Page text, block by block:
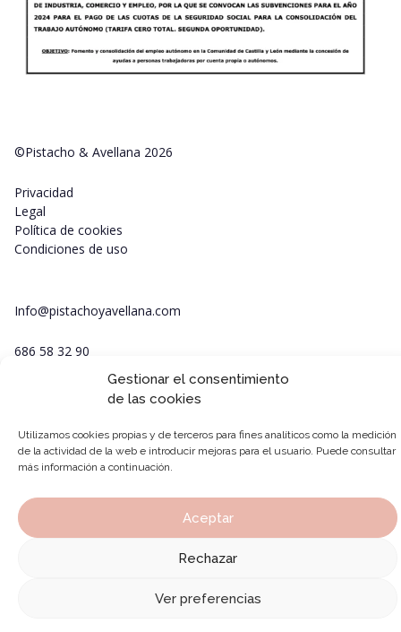
Gestionar el consentimiento
de las cookies
Utilizamos cookies propias y de terceros para fines analíticos como la medición
de la actividad de la web e introducir mejoras para el usuario. Puede consultar
más información a continuación.
Aceptar
Rechazar
Ver preferencias
©Pistacho & Avellana 2026
Privacidad
Legal
Política de cookies
Condiciones de uso
Info@pistachoyavellana.com
686 58 32 90